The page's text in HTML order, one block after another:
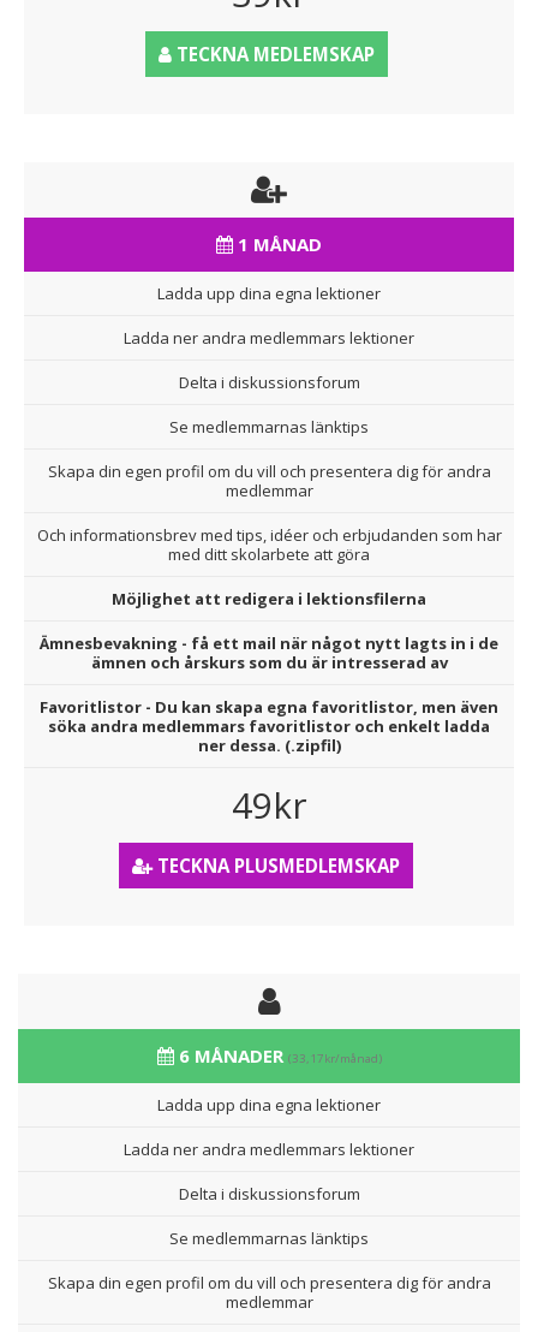
TECKNA MEDLEMSKAP
1 MÅNAD
Ladda upp dina egna lektioner
Ladda ner andra medlemmars lektioner
Delta i diskussionsforum
Se medlemmarnas länktips
Skapa din egen profil om du vill och presentera dig för andra
medlemmar
Och informationsbrev med tips, idéer och erbjudanden som har
med ditt skolarbete att göra
Möjlighet att redigera i lektionsfilerna
Ämnesbevakning - få ett mail när något nytt lagts in i de
ämnen och årskurs som du är intresserad av
Favoritlistor - Du kan skapa egna favoritlistor, men även
söka andra medlemmars favoritlistor och enkelt ladda
ner dessa. (.zipfil)
49kr
TECKNA PLUSMEDLEMSKAP
6 MÅNADER (33,17kr/månad)
Ladda upp dina egna lektioner
Ladda ner andra medlemmars lektioner
Delta i diskussionsforum
Se medlemmarnas länktips
Skapa din egen profil om du vill och presentera dig för andra
medlemmar